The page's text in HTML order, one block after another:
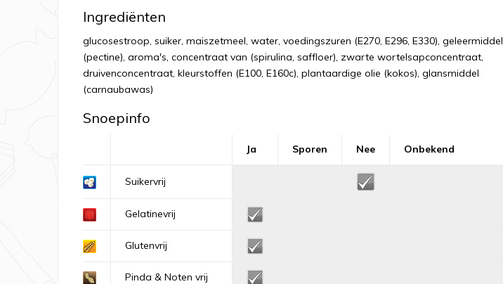
Ingrediënten
glucosestroop, suiker, maiszetmeel, water, voedingszuren (E270, E296, E330), geleermiddel
(pectine), aroma's, concentraat van (spirulina, saffloer), zwarte wortelsapconcentraat,
druivenconcentraat, kleurstoffen (E100, E160c), plantaardige olie (kokos), glansmiddel
(carnaubawas)
Snoepinfo
Ja Sporen Nee Onbekend
Suikervrij
Gelatinevrij
Glutenvrij
Pinda & Noten vrij